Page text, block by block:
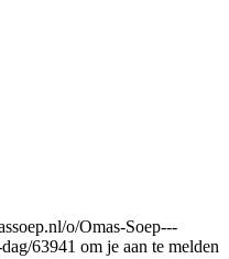
o/Omas-Soep---
63941 om je aan te melden